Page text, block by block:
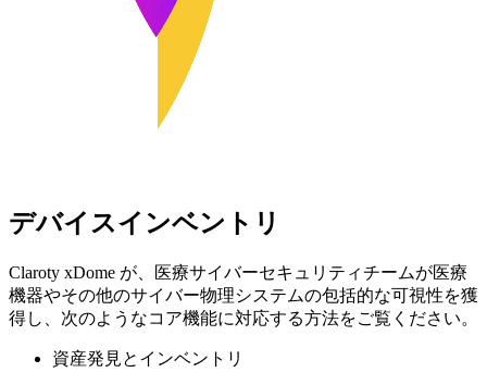
デバイスインベントリ
Claroty xDome が、医療サイバーセキュリティチームが医療
機器やその他のサイバー物理システムの包括的な可視性を獲
得し、次のようなコア機能に対応する方法をご覧ください。
資産発見とインベントリ